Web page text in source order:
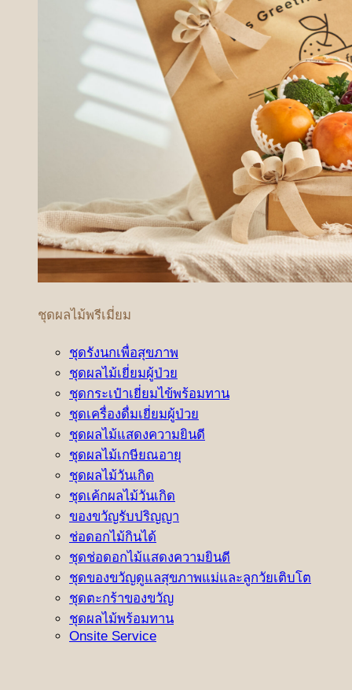
ชุดผลไม้พรีเมี่ยม
ชุดรังนกเพื่อสุขภาพ
ชุดผลไม้เยี่ยมผู้ป่วย
ชุดกระเป๋าเยี่ยมไข้พร้อมทาน
ชุดเครื่องดื่มเยี่ยมผู้ป่วย
ชุดผลไม้แสดงความยินดี
ชุดผลไม้เกษียณอายุ
ชุดผลไม้วันเกิด
ชุดเค้กผลไม้วันเกิด
ของขวัญรับปริญญา
ช่อดอกไม้กินได้
ชุดช่อดอกไม้แสดงความยินดี
ชุดของขวัญดูแลสุขภาพแม่และลูกวัยเติบโต
ชุดตะกร้าของขวัญ
ชุดผลไม้พร้อมทาน
Onsite Service